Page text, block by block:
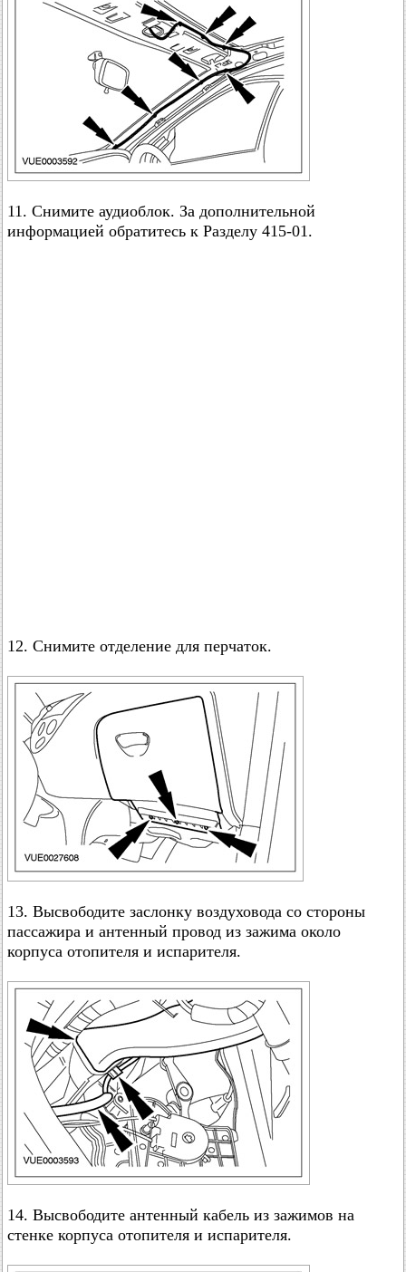
11. Снимите аудиоблок. За дополнительной
информацией обратитесь к Разделу 415-01.
12. Снимите отделение для перчаток.
13. Высвободите заслонку воздуховода со стороны
пассажира и антенный провод из зажима около
корпуса отопителя и испарителя.
14. Высвободите антенный кабель из зажимов на
стенке корпуса отопителя и испарителя.